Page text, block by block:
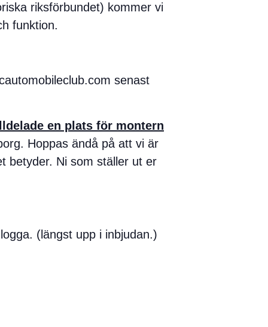
riksförbundet) kommer vi
funktion.
senast
en plats för montern
Hoppas ändå på att vi är
betyder. Ni som ställer ut er
(längst upp i inbjudan.)